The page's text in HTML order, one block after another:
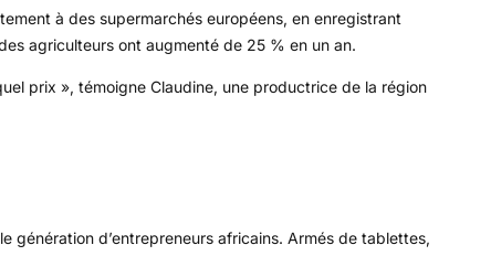
à des supermarchés européens, en enregistrant
agriculteurs ont augmenté de 25 % en un an.
prix », témoigne Claudine, une productrice de la région
génération d’entrepreneurs africains. Armés de tablettes,